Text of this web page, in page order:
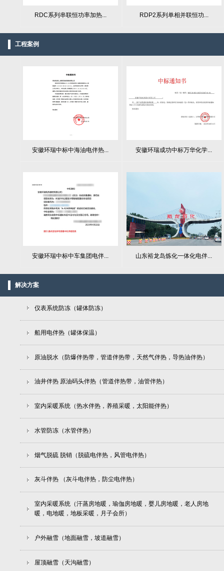
RDC系列串联恒功率加热... RDP2系列单相并联恒功...
工程案例
安徽环瑞中标中海油电伴热... 安徽环瑞成功中标万华化学...
安徽环瑞中标中车集团电伴... 山东裕龙岛炼化一体化电伴...
解决方案
仪表系统防冻（罐体防冻）
船用电伴热（罐体保温）
原油脱水（防爆伴热带，管道伴热带，天然气伴热，导热油伴热）
油井伴热 原油码头伴热（管道伴热带，油管伴热）
室内采暖系统（热水伴热，养殖采暖，太阳能伴热）
水管防冻（水管伴热）
烟气脱硫 脱销（脱硫电伴热，风管电伴热）
灰斗伴热 （灰斗电伴热，防尘电伴热）
室内采暖系统（汗蒸房地暖，瑜伽房地暖，婴儿房地暖，老人房地
暖，电地暖，地板采暖，月子会所）
户外融雪（地面融雪，坡道融雪）
屋顶融雪（天沟融雪）